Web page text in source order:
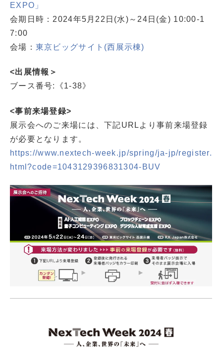
EXPO」
会期日時：2024年5月22日(水)～24日(金) 10:00-1
7:00
会場： 東京ビッグサイト(西展示棟)
<出展情報＞
ブース番号:《1-38》
<事前来場登録>
展示会へのご来場には、下記URLより事前来場登録
が必要となります。
https://www.nextech-week.jp/spring/ja-jp/register.
html?code=1043129396831304-BUV